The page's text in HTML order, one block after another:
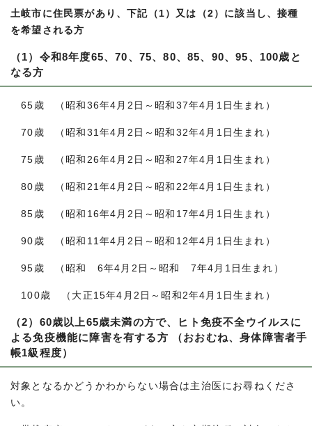
土岐市に住民票があり、下記（1）又は（2）に該当し、接種
を希望される方
（1）令和8年度65、70、75、80、85、90、95、100歳と
なる方
65歳 （昭和36年4月2日～昭和37年4月1日生まれ）
70歳 （昭和31年4月2日～昭和32年4月1日生まれ）
75歳 （昭和26年4月2日～昭和27年4月1日生まれ）
80歳 （昭和21年4月2日～昭和22年4月1日生まれ）
85歳 （昭和16年4月2日～昭和17年4月1日生まれ）
90歳 （昭和11年4月2日～昭和12年4月1日生まれ）
95歳 （昭和 6年4月2日～昭和 7年4月1日生まれ）
100歳 （大正15年4月2日～昭和2年4月1日生まれ）
（2）60歳以上65歳未満の方で、ヒト免疫不全ウイルスに
よる免疫機能に障害を有する方 （おおむね、身体障害者手
帳1級程度）
対象となるかどうかわからない場合は主治医にお尋ねくださ
い。